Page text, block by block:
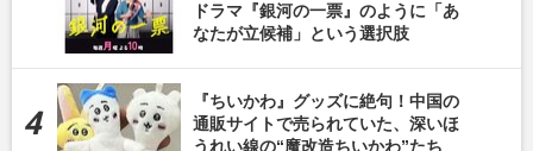
ドラマ『銀河の一票』のように「あ
なたが立候補」という選択肢
『ちいかわ』グッズに絶句！中国の
通販サイトで売られていた、深いほ
うれい線の“魔改造ちいかわ”たち